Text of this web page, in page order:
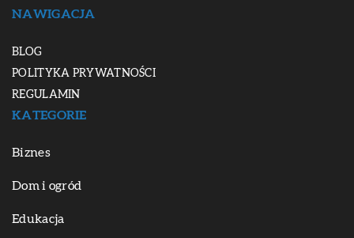
NAWIGACJA
BLOG
POLITYKA PRYWATNOŚCI
REGULAMIN
KATEGORIE
Biznes
Dom i ogród
Edukacja